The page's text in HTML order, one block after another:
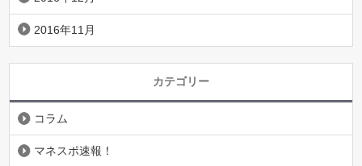
2016年11月
カテゴリー
コラム
マネスポ速報！